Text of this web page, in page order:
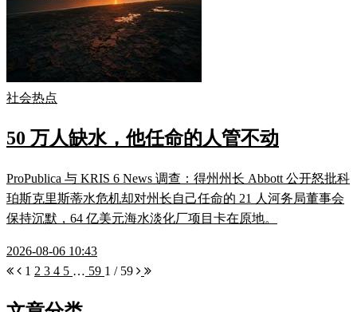
社会热点
50 万人缺水，他任命的人管不动
ProPublica 与 KRIS 6 News 调查：得州州长 Abbott 公开怒批科
珀斯克里斯蒂水危机却对州长自己任命的 21 人河务局董事会
保持沉默，64 亿美元海水淡化厂项目卡在原地。
2026-08-06 10:43
1 2 3 4 5 … 59 1 / 59